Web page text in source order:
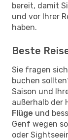
bereit, damit
und vor Ihrer
haben.
Beste
Sie fragen
buchen
Saison und
außerhalb der
Flüge und
Genf wegen
oder